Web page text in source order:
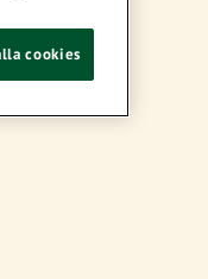
cookies